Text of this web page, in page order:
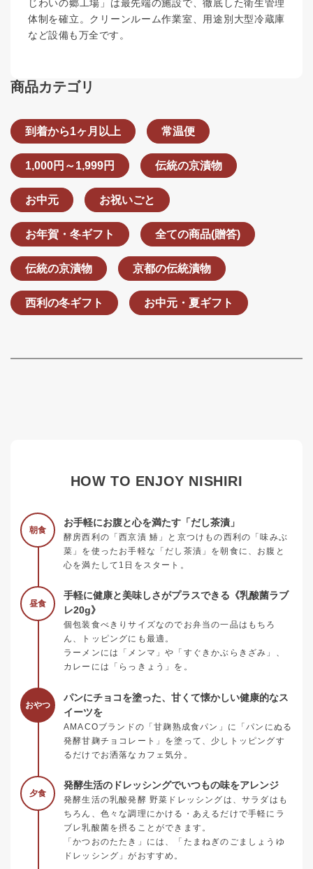
じわいの郷工場」は最先端の施設で、徹底した衛生管理
体制を確立。クリーンルーム作業室、用途別大型冷蔵庫
など設備も万全です。
商品カテゴリ
到着から1ヶ月以上 常温便
1,000円～1,999円 伝統の京漬物
お中元 お祝いごと
お年賀・冬ギフト 全ての商品(贈答)
伝統の京漬物 京都の伝統漬物
西利の冬ギフト お中元・夏ギフト
HOW TO ENJOY NISHIRI
朝食
お手軽にお腹と心を満たす「だし茶漬」
酵房西利の「西京漬 鰆」と京つけもの西利の「味みぶ
菜」を使ったお手軽な「だし茶漬」を朝食に、お腹と
心を満たして1日をスタート。
昼食
手軽に健康と美味しさがプラスできる《乳酸菌ラブ
レ20g》
個包装食べきりサイズなのでお弁当の一品はもちろ
ん、トッピングにも最適。
ラーメンには「メンマ」や「すぐきかぶらきざみ」、
カレーには「らっきょう」を。
おやつ
パンにチョコを塗った、甘くて懐かしい健康的なス
イーツを
AMACOブランドの「甘麹熟成食パン」に「パンにぬる
発酵甘麹チョコレート」を塗って、少しトッピングす
るだけでお洒落なカフェ気分。
夕食
発酵生活のドレッシングでいつもの味をアレンジ
発酵生活の乳酸発酵 野菜ドレッシングは、サラダはも
ちろん、色々な調理にかける・あえるだけで手軽にラ
ブレ乳酸菌を摂ることができます。
「かつおのたたき」には、「たまねぎのごましょうゆ
ドレッシング」がおすすめ。